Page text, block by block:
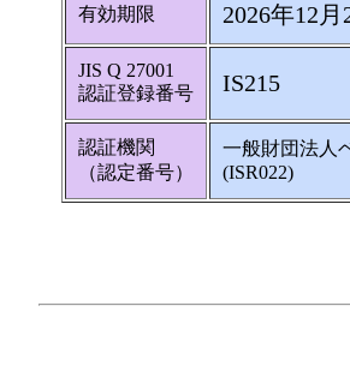
有効期限 2026年12月
JIS Q 27001
認証登録番号
IS215
認証機関
（認定番号）
一般財団法人
(ISR022)